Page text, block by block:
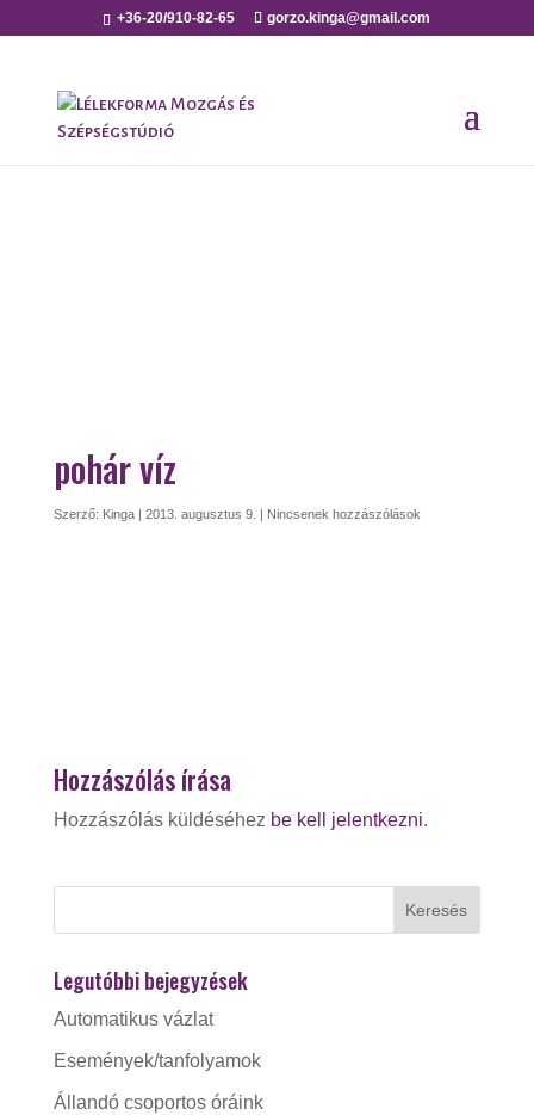
+36-20/910-82-65 gorzo.kinga@gmail.com
pohár víz
Szerző: Kinga| 2013. augusztus 9. | Nincsenek hozzászólások
Hozzászólás írása
Hozzászólás küldéséhez be kell jelentkezni.
Legutóbbi bejegyzések
Automatikus vázlat
Események/tanfolyamok
Állandó csoportos óráink